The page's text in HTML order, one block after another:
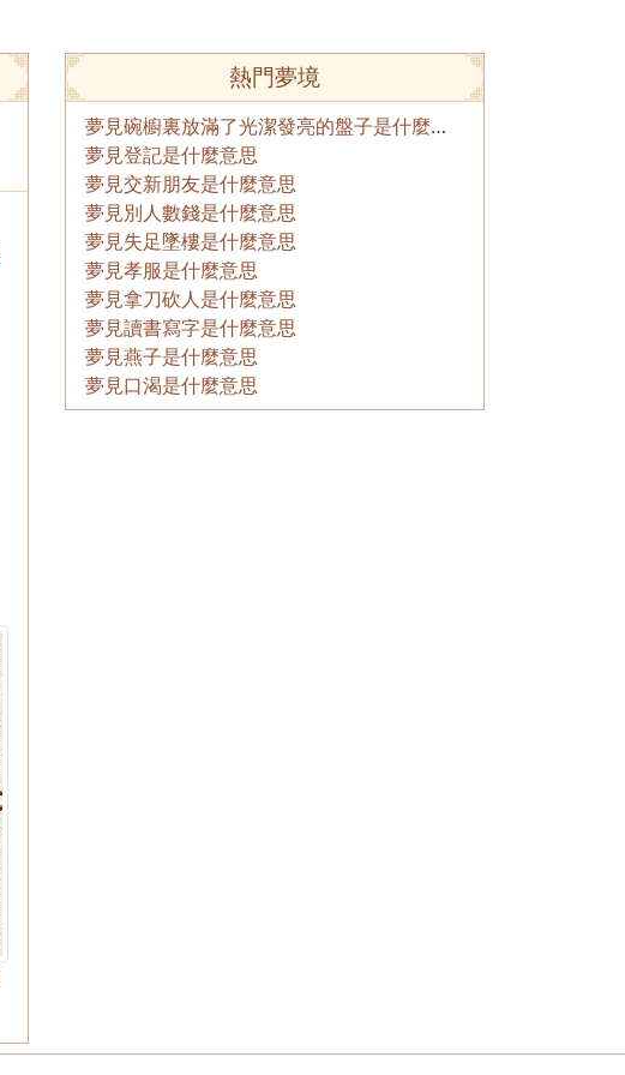
熱門夢境
夢見碗櫥裏放滿了光潔發亮的盤子是什麼意思
夢見登記是什麼意思
夢見交新朋友是什麼意思
夢見別人數錢是什麼意思
夢見失足墜樓是什麼意思
夢見孝服是什麼意思
夢見拿刀砍人是什麼意思
夢見讀書寫字是什麼意思
夢見燕子是什麼意思
夢見口渴是什麼意思